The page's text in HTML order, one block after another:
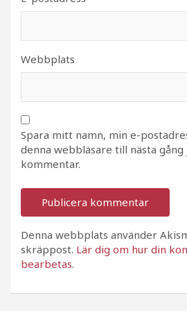
Webbplats
Spara mitt namn, min e-
denna webbläsare till nästa
kommentar.
Denna webbplats använder
skräppost. Lär dig om hur din
bearbetas.